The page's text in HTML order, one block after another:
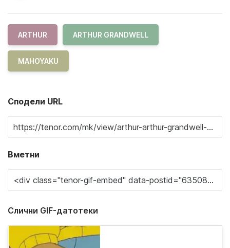
ARTHUR ARTHUR GRANDWELL
MAHOYAKU
Сподели URL
Вметни
Слични GIF-датотеки